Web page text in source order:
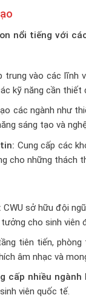
nổi tiếng với
trung vào các lĩnh
kỹ năng cần
các ngành như
sáng tạo và
Cung cấp các
cho những thách
CWU sở hữu đội
cho sinh viên
tiên tiến, phòng
âm nhạc và
cấp nhiều
viên quốc tế.